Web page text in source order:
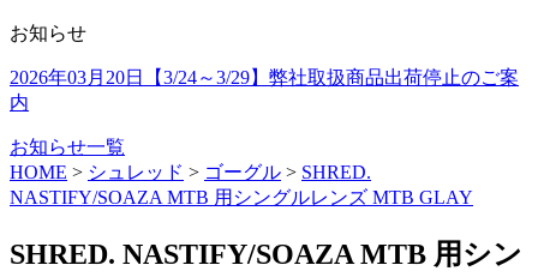
お知らせ
2026年03月20日
【3/24～3/29】弊社取扱商品出荷停止のご案
内
お知らせ一覧
HOME > シュレッド > ゴーグル > SHRED.
NASTIFY/SOAZA MTB 用シングルレンズ MTB GLAY
SHRED. NASTIFY/SOAZA MTB 用シン